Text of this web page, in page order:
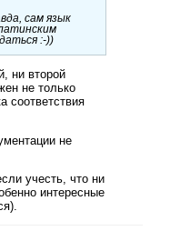
сам язык
:-))
ни второй
не только
соответствия
не
учесть, что ни
интересные